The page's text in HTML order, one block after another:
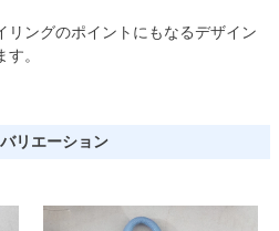
リングのポイントにもなるデザイン
。
リエーション